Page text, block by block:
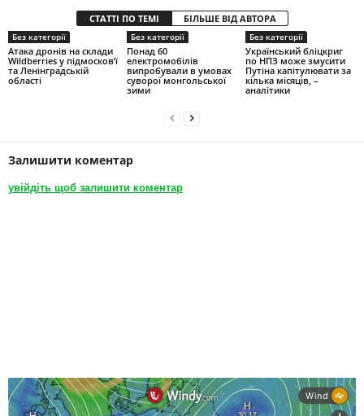
СТАТТІ ПО ТЕМІ БІЛЬШЕ ВІД АВТОРА
Без категорії
Атака дронів на склади
Wildberries у підмосков’ї
та Ленінградській
області
Без категорії
Понад 60
електромобілів
випробували в умовах
суворої монгольської
зими
Без категорії
Український бліцкриг
по НПЗ може змусити
Путіна капітулювати за
кілька місяців, –
аналітики
Залишити коментар
увійдіть щоб залишити коментар